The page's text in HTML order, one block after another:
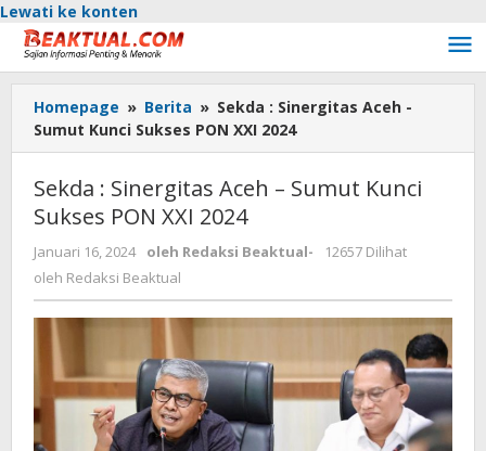
Lewati ke konten
Homepage » Berita » Sekda : Sinergitas Aceh -
Sumut Kunci Sukses PON XXI 2024
Sekda : Sinergitas Aceh – Sumut Kunci
Sukses PON XXI 2024
Januari 16, 2024 oleh Redaksi Beaktual-
12657 Dilihat
oleh Redaksi Beaktual